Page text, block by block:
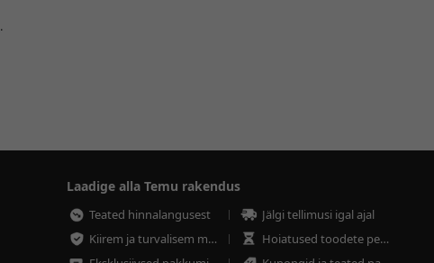
.
Laadige alla Temu rakendus
Teated hinnalangusest
Jälgi tellimusi igal ajal
Kiirem ja turvalisem maksmine
Hoiatused toodete peatsest lõppemisest